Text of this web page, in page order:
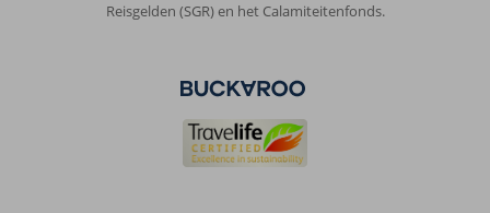
Reisgelden (SGR) en het Calamiteitenfonds.